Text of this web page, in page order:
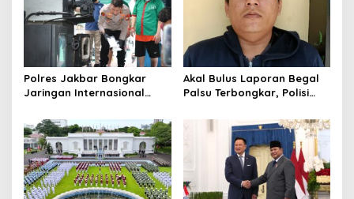
Polres Jakbar Bongkar
Jaringan Internasional
Narkoba, 7 Tersangka
Diringkus dan Barang Bukti
1,1 Ton Rp119 Miliar
Dimusnahkan
Akal Bulus Laporan Begal
Palsu Terbongkar, Polisi
Perusahaan untuk Crypto